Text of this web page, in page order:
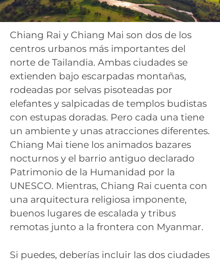
Chiang Rai y Chiang Mai son dos de los
centros urbanos más importantes del
norte de Tailandia. Ambas ciudades se
extienden bajo escarpadas montañas,
rodeadas por selvas pisoteadas por
elefantes y salpicadas de templos budistas
con estupas doradas. Pero cada una tiene
un ambiente y unas atracciones diferentes.
Chiang Mai tiene los animados bazares
nocturnos y el barrio antiguo declarado
Patrimonio de la Humanidad por la
UNESCO. Mientras, Chiang Rai cuenta con
una arquitectura religiosa imponente,
buenos lugares de escalada y tribus
remotas junto a la frontera con Myanmar.
Si puedes, deberías incluir las dos ciudades